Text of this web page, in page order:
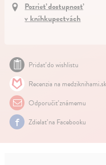
Pozrieť dostupnosť
v kníhkupectvách
Pridať do wishlistu
Recenzia na medziknihami.sk
Odporučiť známemu
Zdielať na Facebooku